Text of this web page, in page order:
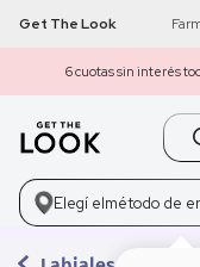
Get The Look
6 cuotas sin interés
Buscar
Elegí elmétodo de
1 get the look
2 máscara pestañas
3.